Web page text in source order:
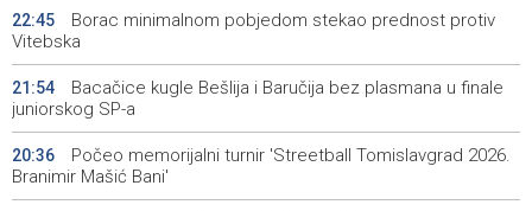
22:45
Borac minimalnom pobjedom stekao prednost protiv
Vitebska
21:54
Bacačice kugle Bešlija i Baručija bez plasmana u finale
juniorskog SP-a
20:36
Počeo memorijalni turnir 'Streetball Tomislavgrad 2026.
Branimir Mašić Bani'